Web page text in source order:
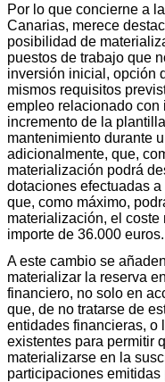
Por lo que concierne a
Canarias, merece
posibilidad de
puestos de trabajo que
inversión inicial, opción
mismos requisitos
empleo relacionado con
incremento de la
mantenimiento durante
adicionalmente, que,
materialización podrá
dotaciones efectuadas
que, como máximo,
materialización, el coste
importe de 36.000 euros.
A este cambio se
materializar la reserva
financiero, no solo en
que, de no tratarse de
entidades financieras, o
existentes para permitir
materializarse en la
participaciones